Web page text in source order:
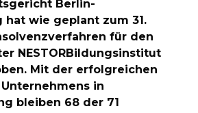
Berlin-
hat wie geplant zum 31.
für den
NESTORBildungsinstitut
Mit der erfolgreichen
in
bleiben 68 der 71